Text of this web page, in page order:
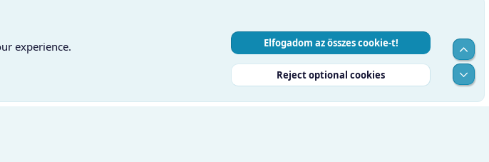
RSS
experience.
Elfogadom az összes cookie-t!
Reject optional cookies
Top
Alul